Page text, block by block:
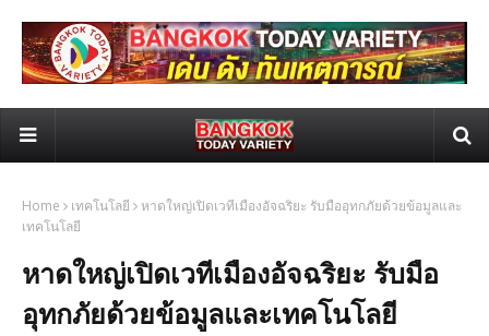
Home เทคโนโลยี
หาดใหญ่เปิดเวทีเมืองอัจฉริยะ รับมืออุทกภัยด้วยข้อมูลและ
เทคโนโลยี
หาดใหญ่เปิดเวทีเมืองอัจฉริยะ รับมือ
อุทกภัยด้วยข้อมูลและเทคโนโลยี